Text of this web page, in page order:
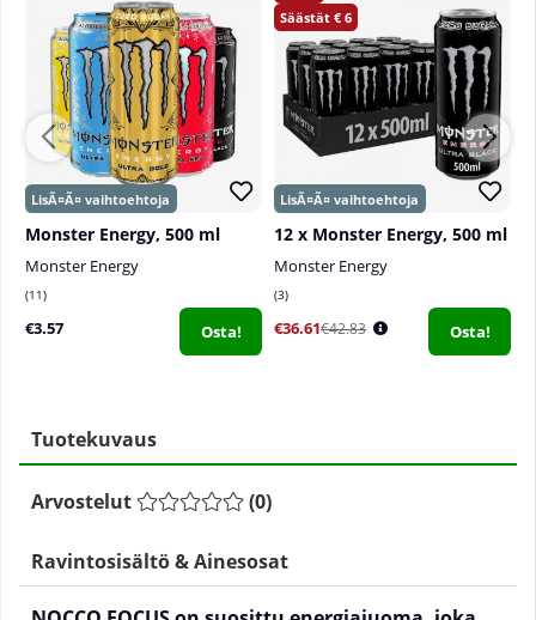
Monster Energy, 500 ml
Monster Energy
11
€3.57 Osta!
6
12 x Monster Energy, 500 ml
Monster Energy
3
€36.61€42.83 Osta!
Tuotekuvaus
Arvostelut (0)
Ravintosisältö & Ainesosat